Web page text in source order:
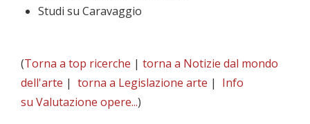
Studi su Caravaggio
(Torna a top ricerche | torna a Notizie dal mondo
dell'arte | torna a Legislazione arte | Info
su Valutazione opere...)